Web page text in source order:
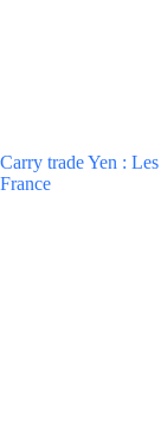
Carry trade Yen :
France